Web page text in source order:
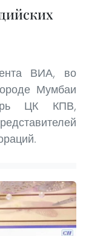
ВИА, во
Мумбаи
ЦК КПВ,